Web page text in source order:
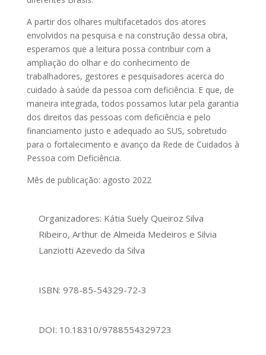
A partir dos olhares multifacetados dos atores
envolvidos na pesquisa e na construção dessa obra,
esperamos que a leitura possa contribuir com a
ampliação do olhar e do conhecimento de
trabalhadores, gestores e pesquisadores acerca do
cuidado à saúde da pessoa com deficiência. E que, de
maneira integrada, todos possamos lutar pela garantia
dos direitos das pessoas com deficiência e pelo
financiamento justo e adequado ao SUS, sobretudo
para o fortalecimento e avanço da Rede de Cuidados à
Pessoa com Deficiência.
Mês de publicação: agosto 2022
Organizadores: Kátia Suely Queiroz Silva
Ribeiro, Arthur de Almeida Medeiros e Silvia
Lanziotti Azevedo da Silva
ISBN: 978-85-54329-72-3
DOI: 10.18310/9788554329723